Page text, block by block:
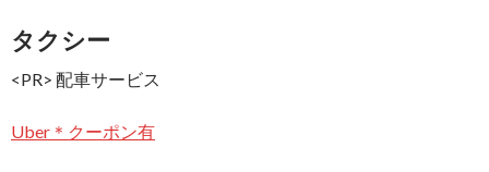
タクシー
<PR> 配車サービス
Uber＊クーポン有